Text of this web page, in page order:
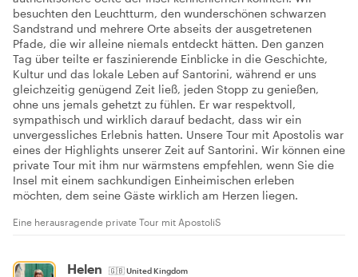
besuchten den Leuchtturm, den wunderschönen schwarzen
Sandstrand und mehrere Orte abseits der ausgetretenen
Pfade, die wir alleine niemals entdeckt hätten. Den ganzen
Tag über teilte er faszinierende Einblicke in die Geschichte,
Kultur und das lokale Leben auf Santorini, während er uns
gleichzeitig genügend Zeit ließ, jeden Stopp zu genießen,
ohne uns jemals gehetzt zu fühlen. Er war respektvoll,
sympathisch und wirklich darauf bedacht, dass wir ein
unvergessliches Erlebnis hatten. Unsere Tour mit Apostolis war
eines der Highlights unserer Zeit auf Santorini. Wir können eine
private Tour mit ihm nur wärmstens empfehlen, wenn Sie die
Insel mit einem sachkundigen Einheimischen erleben
möchten, dem seine Gäste wirklich am Herzen liegen.
Eine herausragende private Tour mit ApostoliS
Helen 🇬🇧United Kingdom